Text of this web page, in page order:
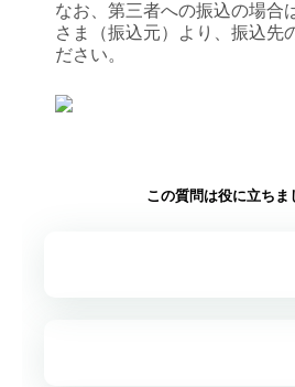
なお、第三者への振込の場合
さま（振込元）より、振込先
ださい。
この質問は役に立ちま